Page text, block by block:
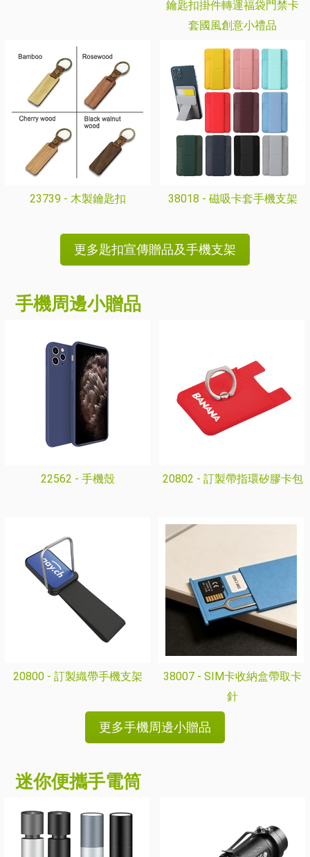
鑰匙扣掛件轉運福袋門禁卡
套國風創意小禮品
23739 - 木製鑰匙扣 38018 - 磁吸卡套手機支架
更多匙扣宣傳贈品及手機支架
手機周邊小贈品
22562 - 手機殼 20802 - 訂製帶指環矽膠卡包
20800 - 訂製織帶手機支架 38007 - SIM卡收納盒帶取卡
針
更多手機周邊小贈品
迷你便攜手電筒